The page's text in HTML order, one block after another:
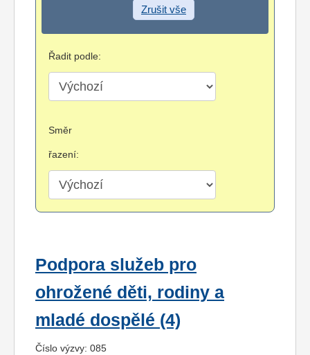
Zrušit vše
Řadit podle:
Směr
řazení:
Podpora služeb pro
ohrožené děti, rodiny a
mladé dospělé (4)
Číslo výzvy: 085